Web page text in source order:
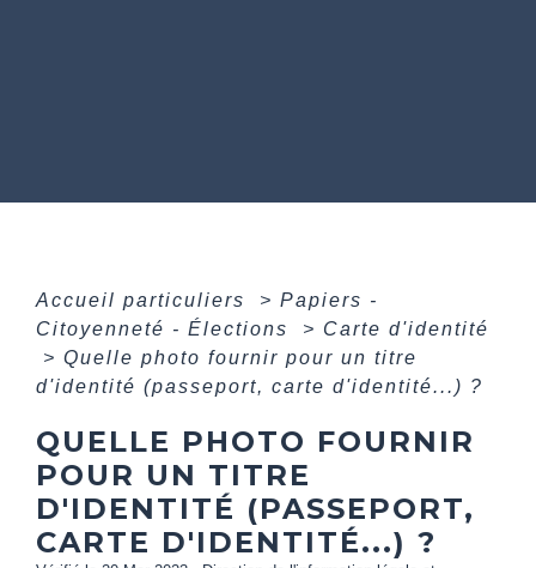
Accueil particuliers > Papiers -
Citoyenneté - Élections
> Carte d'identité
> Quelle photo fournir pour un titre
d'identité (passeport, carte d'identité...) ?
QUELLE PHOTO FOURNIR
POUR UN TITRE
D'IDENTITÉ (PASSEPORT,
CARTE D'IDENTITÉ...) ?